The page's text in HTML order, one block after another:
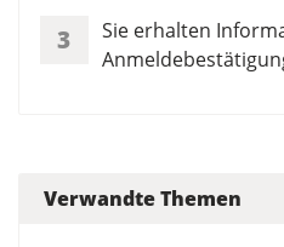
3
Sie erhalten
Verwandte Themen